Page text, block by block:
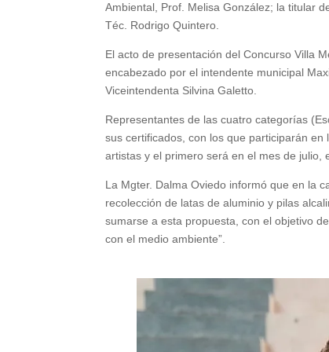
Ambiental, Prof. Melisa González; la titular
Téc. Rodrigo Quintero.
El acto de presentación del Concurso Villa
encabezado por el intendente municipal
Viceintendenta Silvina Galetto.
Representantes de las cuatro categorías
sus certificados, con los que participarán
artistas y el primero será en el mes de julio,
La Mgter. Dalma Oviedo informó que en la
recolección de latas de aluminio y pilas
sumarse a esta propuesta, con el objetivo
con el medio ambiente”.